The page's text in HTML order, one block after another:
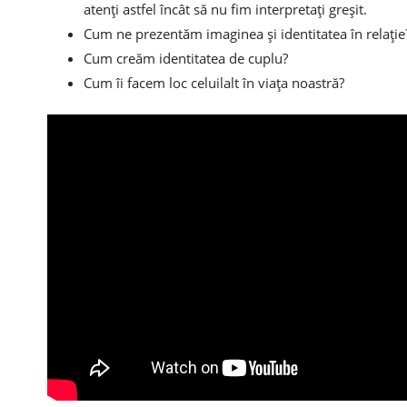
atenţi astfel încât să nu fim interpretaţi greşit.
Cum ne prezentăm imaginea şi identitatea în
Cum creăm identitatea de cuplu?
Cum îi facem loc celuilalt în viaţa noastră?